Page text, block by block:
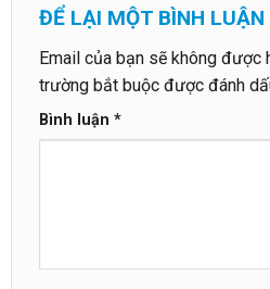
ĐỂ LẠI MỘT BÌNH LUẬN
Email của bạn sẽ không được
trường bắt buộc được đánh
Bình luận *